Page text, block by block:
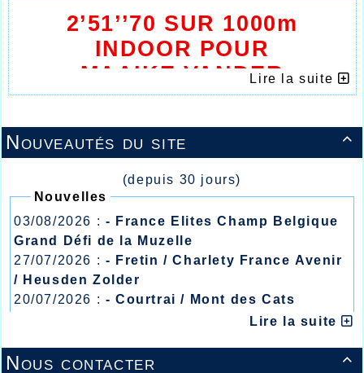

Nouveautés du site
(depuis 30 jours)
Nouvelles
03/08/2026 : - France Elites Champ Belgique
Grand Défi de la Muzelle
27/07/2026 : - Fretin / Charlety France Avenir
/ Heusden Zolder
20/07/2026 : - Courtrai / Mont des Cats
- Lyon / Meeting Abeilles /Lire la suite

Nous contacter
2’51’’70 SUR 1000m
INDOOR POUR
MAAIKE VANDER
CRUYSSEN
NOUVEAU RECORD
Maaike VANDER CRUYSSEN
revenir sur la rencontre traditionnelle et
Lire la suite